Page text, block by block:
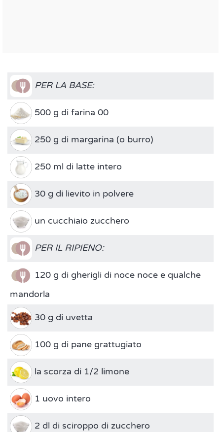
PER LA BASE:
500 g di farina 00
250 g di margarina (o burro)
250 ml di latte intero
30 g di lievito in polvere
un cucchiaio zucchero
PER IL RIPIENO:
120 g di gherigli di noce noce e qualche
mandorla
30 g di uvetta
100 g di pane grattugiato
la scorza di 1/2 limone
1 uovo intero
2 dl di sciroppo di zucchero